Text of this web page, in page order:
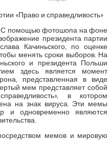
«Право и справедливость»
С помощью фотошопа на фоне
президента партии
Качиньского, по оценке
менять сроки выборов. На
и президента Польши
здесь является момент
представленная в виде
мем представляет собой
в котором
на знак вируса. Эти мемы
и одновременно являются
мемов и мировую